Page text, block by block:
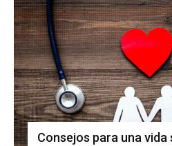
Consejos para una vida